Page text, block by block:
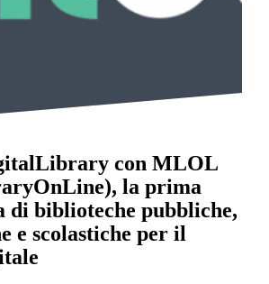
con MLOL
la prima
di biblioteche pubbliche,
e scolastiche per il